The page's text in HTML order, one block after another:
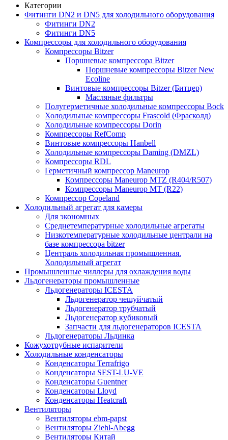
Категории
Фитинги DN2 и DN5 для холодильного оборудования
Фитинги DN2
Фитинги DN5
Компрессоры для холодильного оборудования
Компрессоры Bitzer
Поршневые компрессора Bitzer
Поршневые компрессоры Bitzer New
Ecoline
Винтовые компрессоры Bitzer (Битцер)
Масляные фильтры
Полугерметичные холодильные компрессоры Bock
Холодильные компрессоры Frascold (Фрасколд)
Холодильные компрессоры Dorin
Компрессоры RefComp
Винтовые компрессоры Hanbell
Холодильные компрессоры Daming (DMZL)
Компрессоры RDL
Герметичный компрессор Maneurop
Компрессоры Maneurop MTZ (R404/R507)
Компрессоры Maneurop MT (R22)
Компрессор Copeland
Холодильный агрегат для камеры
Для экономных
Среднетемпературные холодильные агрегаты
Низкотемпературные холодильные централи на
базе компрессора bitzer
Централь холодильная промышленная.
Холодильный агрегат
Промышленные чиллеры для охлаждения воды
Льдогенераторы промышленные
Льдогенераторы ICESTA
Льдогенератор чешуйчатый
Льдогенератор трубчатый
Льдогенератор кубиковый
Запчасти для льдогенераторов ICESTA
Льдогенераторы Льдинка
Кожухотрубные испарители
Холодильные конденсаторы
Конденсаторы Terrafrigo
Конденсаторы SEST-LU-VE
Конденсаторы Guentner
Конденсаторы Lloyd
Конденсаторы Heatcraft
Вентиляторы
Вентиляторы ebm-papst
Вентиляторы Ziehl-Abegg
Вентиляторы Китай